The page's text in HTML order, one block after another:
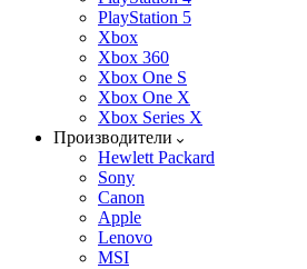
PlayStation 5
Xbox
Xbox 360
Xbox One S
Xbox One X
Xbox Series X
Производители
Hewlett Packard
Sony
Canon
Apple
Lenovo
MSI